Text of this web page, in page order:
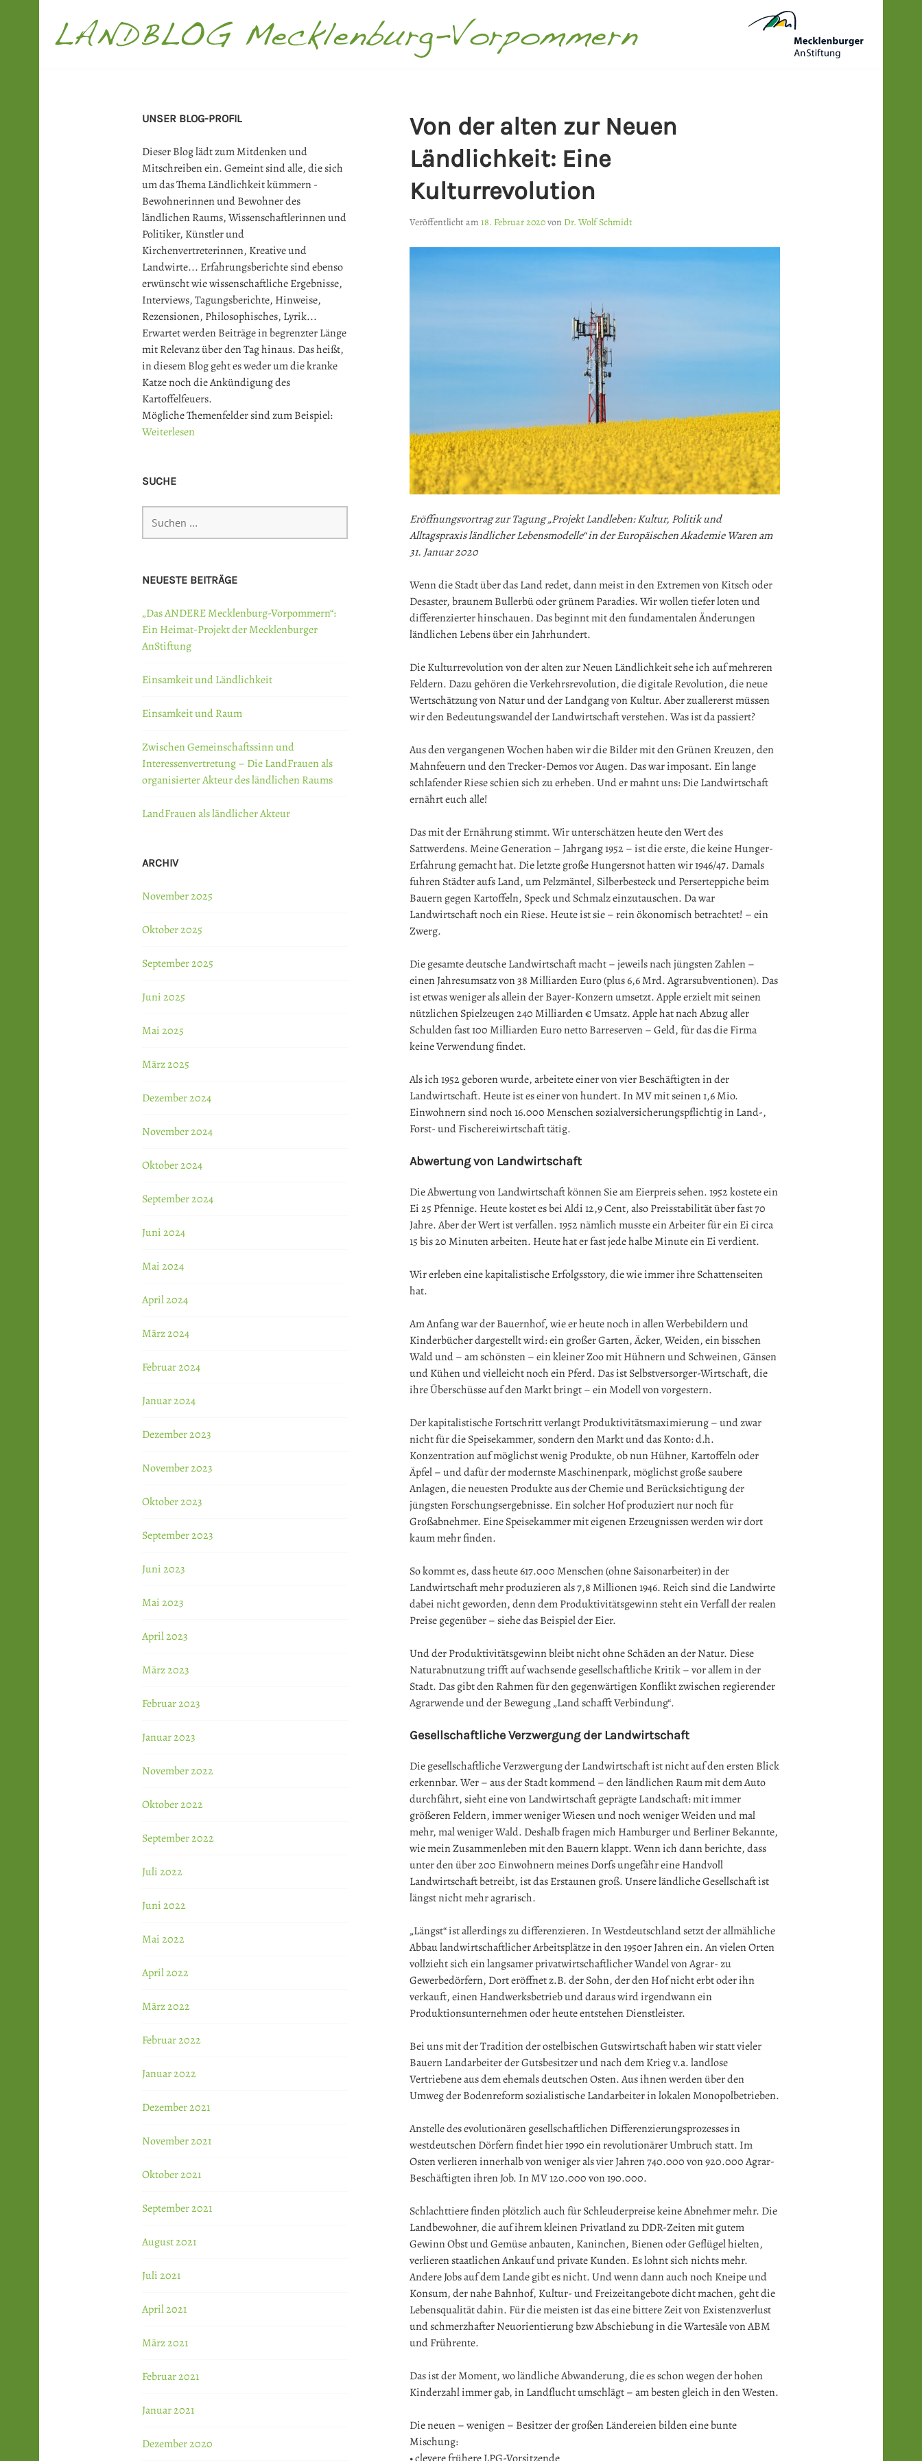
Inhalt
LANDBLOG MECKLENBURG-VORPOMMERN
Von der alten zur Neuen
Ländlichkeit: Eine
Kulturrevolution
Veröffentlicht am 18. Februar 2020von Dr. Wolf Schmidt
Eröffnungsvortrag zur Tagung „Projekt Landleben: Kultur, Politik und
Alltagspraxis ländlicher Lebensmodelle“ in der Europäischen Akademie Waren am
31. Januar 2020
Wenn die Stadt über das Land redet, dann meist in den Extremen von Kitsch oder
Desaster, braunem Bullerbü oder grünem Paradies. Wir wollen tiefer loten und
differenzierter hinschauen. Das beginnt mit den fundamentalen Änderungen
ländlichen Lebens über ein Jahrhundert.
Die Kulturrevolution von der alten zur Neuen Ländlichkeit sehe ich auf mehreren
Feldern. Dazu gehören die Verkehrsrevolution, die digitale Revolution, die neue
Wertschätzung von Natur und der Landgang von Kultur. Aber zuallererst müssen
wir den Bedeutungswandel der Landwirtschaft verstehen. Was ist da passiert?
Aus den vergangenen Wochen haben wir die Bilder mit den Grünen Kreuzen, den
Mahnfeuern und den Trecker-Demos vor Augen. Das war imposant. Ein lange
schlafender Riese schien sich zu erheben. Und er mahnt uns: Die Landwirtschaft
ernährt euch alle!
Das mit der Ernährung stimmt. Wir unterschätzen heute den Wert des
Sattwerdens. Meine Generation – Jahrgang 1952 – ist die erste, die keine Hunger-
Erfahrung gemacht hat. Die letzte große Hungersnot hatten wir 1946/47. Damals
fuhren Städter aufs Land, um Pelzmäntel, Silberbesteck und Perserteppiche beim
Bauern gegen Kartoffeln, Speck und Schmalz einzutauschen. Da war
Landwirtschaft noch ein Riese. Heute ist sie – rein ökonomisch betrachtet! – ein
Zwerg.
Die gesamte deutsche Landwirtschaft macht – jeweils nach jüngsten Zahlen –
einen Jahresumsatz von 38 Milliarden Euro (plus 6,6 Mrd. Agrarsubventionen). Das
ist etwas weniger als allein der Bayer-Konzern umsetzt. Apple erzielt mit seinen
nützlichen Spielzeugen 240 Milliarden € Umsatz. Apple hat nach Abzug aller
Schulden fast 100 Milliarden Euro netto Barreserven – Geld, für das die Firma
keine Verwendung findet.
Als ich 1952 geboren wurde, arbeitete einer von vier Beschäftigten in der
Landwirtschaft. Heute ist es einer von hundert. In MV mit seinen 1,6 Mio.
Einwohnern sind noch 16.000 Menschen sozialversicherungspflichtig in Land-,
Forst- und Fischereiwirtschaft tätig.
Abwertung von Landwirtschaft
Die Abwertung von Landwirtschaft können Sie am Eierpreis sehen. 1952 kostete ein
Ei 25 Pfennige. Heute kostet es bei Aldi 12,9 Cent, also Preisstabilität über fast 70
Jahre. Aber der Wert ist verfallen. 1952 nämlich musste ein Arbeiter für ein Ei circa
15 bis 20 Minuten arbeiten. Heute hat er fast jede halbe Minute ein Ei verdient.
Wir erleben eine kapitalistische Erfolgsstory, die wie immer ihre Schattenseiten
hat.
Am Anfang war der Bauernhof, wie er heute noch in allen Werbebildern und
Kinderbücher dargestellt wird: ein großer Garten, Äcker, Weiden, ein bisschen
Wald und – am schönsten – ein kleiner Zoo mit Hühnern und Schweinen, Gänsen
und Kühen und vielleicht noch ein Pferd. Das ist Selbstversorger-Wirtschaft, die
ihre Überschüsse auf den Markt bringt – ein Modell von vorgestern.
Der kapitalistische Fortschritt verlangt Produktivitätsmaximierung – und zwar
nicht für die Speisekammer, sondern den Markt und das Konto: d.h.
Konzentration auf möglichst wenig Produkte, ob nun Hühner, Kartoffeln oder
Äpfel – und dafür der modernste Maschinenpark, möglichst große saubere
Anlagen, die neuesten Produkte aus der Chemie und Berücksichtigung der
jüngsten Forschungsergebnisse. Ein solcher Hof produziert nur noch für
Großabnehmer. Eine Speisekammer mit eigenen Erzeugnissen werden wir dort
kaum mehr finden.
So kommt es, dass heute 617.000 Menschen (ohne Saisonarbeiter) in der
Landwirtschaft mehr produzieren als 7,8 Millionen 1946. Reich sind die Landwirte
dabei nicht geworden, denn dem Produktivitätsgewinn steht ein Verfall der realen
Preise gegenüber – siehe das Beispiel der Eier.
Und der Produktivitätsgewinn bleibt nicht ohne Schäden an der Natur. Diese
Naturabnutzung trifft auf wachsende gesellschaftliche Kritik – vor allem in der
Stadt. Das gibt den Rahmen für den gegenwärtigen Konflikt zwischen regierender
Agrarwende und der Bewegung „Land schafft Verbindung“.
Gesellschaftliche Verzwergung der Landwirtschaft
Die gesellschaftliche Verzwergung der Landwirtschaft ist nicht auf den ersten Blick
erkennbar. Wer – aus der Stadt kommend – den ländlichen Raum mit dem Auto
durchfährt, sieht eine von Landwirtschaft geprägte Landschaft: mit immer
größeren Feldern, immer weniger Wiesen und noch weniger Weiden und mal
mehr, mal weniger Wald. Deshalb fragen mich Hamburger und Berliner Bekannte,
wie mein Zusammenleben mit den Bauern klappt. Wenn ich dann berichte, dass
unter den über 200 Einwohnern meines Dorfs ungefähr eine Handvoll
Landwirtschaft betreibt, ist das Erstaunen groß. Unsere ländliche Gesellschaft ist
längst nicht mehr agrarisch.
„Längst“ ist allerdings zu differenzieren. In Westdeutschland setzt der allmähliche
Abbau landwirtschaftlicher Arbeitsplätze in den 1950er Jahren ein. An vielen Orten
vollzieht sich ein langsamer privatwirtschaftlicher Wandel von Agrar- zu
Gewerbedörfern, Dort eröffnet z.B. der Sohn, der den Hof nicht erbt oder ihn
verkauft, einen Handwerksbetrieb und daraus wird irgendwann ein
Produktionsunternehmen oder heute entstehen Dienstleister.
Bei uns mit der Tradition der ostelbischen Gutswirtschaft haben wir statt vieler
Bauern Landarbeiter der Gutsbesitzer und nach dem Krieg v.a. landlose
Vertriebene aus dem ehemals deutschen Osten. Aus ihnen werden über den
Umweg der Bodenreform sozialistische Landarbeiter in lokalen Monopolbetrieben.
Anstelle des evolutionären gesellschaftlichen Differenzierungsprozesses in
westdeutschen Dörfern findet hier 1990 ein revolutionärer Umbruch statt. Im
Osten verlieren innerhalb von weniger als vier Jahren 740.000 von 920.000 Agrar-
Beschäftigten ihren Job. In MV 120.000 von 190.000.
Schlachttiere finden plötzlich auch für Schleuderpreise keine Abnehmer mehr. Die
Landbewohner, die auf ihrem kleinen Privatland zu DDR-Zeiten mit gutem
Gewinn Obst und Gemüse anbauten, Kaninchen, Bienen oder Geflügel hielten,
verlieren staatlichen Ankauf und private Kunden. Es lohnt sich nichts mehr.
Andere Jobs auf dem Lande gibt es nicht. Und wenn dann auch noch Kneipe und
Konsum, der nahe Bahnhof, Kultur- und Freizeitangebote dicht machen, geht die
Lebensqualität dahin. Für die meisten ist das eine bittere Zeit von Existenzverlust
und schmerzhafter Neuorientierung bzw Abschiebung in die Wartesäle von ABM
und Frührente.
Das ist der Moment, wo ländliche Abwanderung, die es schon wegen der hohen
Kinderzahl immer gab, in Landflucht umschlägt – am besten gleich in den Westen.
Die neuen – wenigen – Besitzer der großen Ländereien bilden eine bunte
Mischung:
UNSER BLOG-PROFIL
Dieser Blog lädt zum Mitdenken und
Mitschreiben ein. Gemeint sind alle, die sich
um das Thema Ländlichkeit kümmern -
Bewohnerinnen und Bewohner des
ländlichen Raums, Wissenschaftlerinnen und
Politiker, Künstler und
Kirchenvertreterinnen, Kreative und
Landwirte... Erfahrungsberichte sind ebenso
erwünscht wie wissenschaftliche Ergebnisse,
Interviews, Tagungsberichte, Hinweise,
Rezensionen, Philosophisches, Lyrik...
Erwartet werden Beiträge in begrenzter Länge
mit Relevanz über den Tag hinaus. Das heißt,
in diesem Blog geht es weder um die kranke
Katze noch die Ankündigung des
Kartoffelfeuers.
Mögliche Themenfelder sind zum Beispiel:
Weiterlesen
SUCHE
nach:
NEUESTE BEITRÄGE
„Das ANDERE Mecklenburg-Vorpommern“:
Ein Heimat-Projekt der Mecklenburger
AnStiftung
Einsamkeit und Ländlichkeit
Einsamkeit und Raum
Zwischen Gemeinschaftssinn und
Interessenvertretung – Die LandFrauen als
organisierter Akteur des ländlichen Raums
LandFrauen als ländlicher Akteur
ARCHIV
November 2025
Oktober 2025
September 2025
Juni 2025
Mai 2025
März 2025
Dezember 2024
November 2024
Oktober 2024
September 2024
Juni 2024
Mai 2024
April 2024
März 2024
Februar 2024
Januar 2024
Dezember 2023
November 2023
Oktober 2023
September 2023
Juni 2023
Mai 2023
April 2023
März 2023
Februar 2023
Januar 2023
November 2022
Oktober 2022
September 2022
Juli 2022
Juni 2022
Mai 2022
April 2022
März 2022
Februar 2022
Januar 2022
Dezember 2021
November 2021
Oktober 2021
September 2021
August 2021
Juli 2021
April 2021
März 2021
Februar 2021
Januar 2021
Dezember 2020